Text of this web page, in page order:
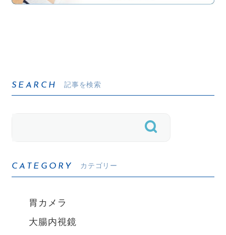
SEARCH 記事を検索
CATEGORY カテゴリー
胃カメラ
大腸内視鏡